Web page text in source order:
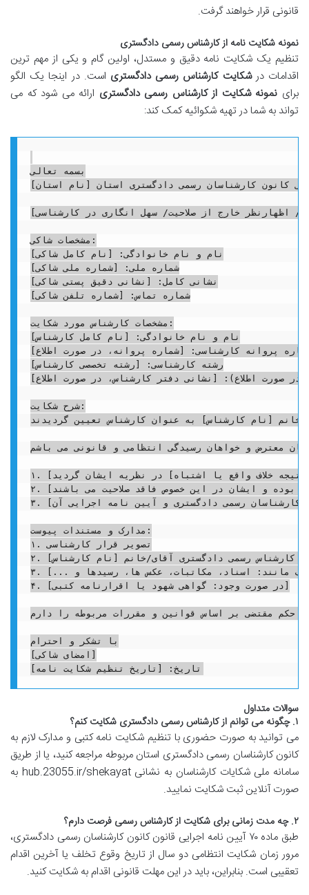
قانونی قرار خواهند گرفت.
نمونه شکایت نامه از کارشناس رسمی دادگستری
تنظیم یک شکایت نامه دقیق و مستدل، اولین گام و یکی از مهم ترین
اقدامات درشکایت کارشناس رسمی دادگستری است. در اینجا یک الگو
برای نمونه شکایت از کارشناس رسمی دادگستری ارائه می شود که می
تواند به شما در تهیه شکوائیه کمک کند:
بسمه تعالی
کانون کارشناسان رسمی دادگستری استان [نام استان]
اظهارنظر خارج از صلاحیت/ سهل انگاری در کارشناسی]
مشخصات شاکی:
نام و نام خانوادگی: [نام کامل شاکی]
شماره ملی: [شماره ملی شاکی]
نشانی کامل: [نشانی دقیق پستی شاکی]
شماره تماس: [شماره تلفن شاکی]
مشخصات کارشناس مورد شکایت:
نام و نام خانوادگی: [نام کامل کارشناس]
پروانه کارشناسی: [شماره پروانه، در صورت اطلاع]
رشته کارشناسی: [رشته تخصصی کارشناس]
(در صورت اطلاع): [نشانی دفتر کارشناس، در صورت اطلاع]
شرح شکایت:
[نام کارشناس] به عنوان کارشناس تعیین گردیدند.
معترض و خواهان رسیدگی انتظامی و قانونی می باشم:
۱. [شرح دقیق اولین مورد تخلف یا قصور با ذکر جزئیات: مثلاً: کارشناس در تاریخ [تاریخ] در بازدید از محل [آدرس محل بازدید]، بدون توجه به [مدرک/واقعیت] اقدام به [عمل خلاف] نمود که منجر به [نتیجه خلاف واقع یا اشتباه] در نظریه ایشان گردید.]
۲. [شرح دقیق دومین مورد تخلف یا قصور: مثلاً: نظریه کارشناس محترم در بخش [موضوع مشخص در نظریه] خارج از حوزه تخصصی ایشان [رشته تخصصی کارشناس] بوده و ایشان در این خصوص فاقد صلاحیت می باشند.]
۳. [شرح سایر موارد تخلف یا قصور با استناد به ماده ۲۶ قانون کانون کارشناسان رسمی دادگستری و آیین نامه اجرایی آن.]
مدارک و مستندات پیوست:
۱. تصویر قرار کارشناسی
۲. تصویر نظریه کارشناس رسمی دادگستری آقای/خانم [نام کارشناس]
۳. تصویر [سایر مدارک مانند: اسناد، مکاتبات، عکس ها، رسیدها و ...]
۴. [در صورت وجود: گواهی شهود یا اقرارنامه کتبی]
حکم مقتضی بر اساس قوانین و مقررات مربوطه را دارم.
با تشکر و احترام
[امضای شاکی]
سوالات متداول
۱. چگونه می توانم از کارشناس رسمی دادگستری شکایت کنم؟
می توانید به صورت حضوری با تنظیم شکایت نامه کتبی و مدارک لازم به
کانون کارشناسان رسمی دادگستری استان مربوطه مراجعه کنید، یا از طریق
سامانه ملی شکایات کارشناسان به نشانی hub.23055.ir/shekayat به
صورت آنلاین ثبت شکایت نمایید.
۲. چه مدت زمانی برای شکایت از کارشناس رسمی فرصت دارم؟
طبق ماده ۷۰ آیین نامه اجرایی قانون کانون کارشناسان رسمی دادگستری،
مرور زمان شکایت انتظامی دو سال از تاریخ وقوع تخلف یا آخرین اقدام
تعقیبی است. بنابراین، باید در این مهلت قانونی اقدام به شکایت کنید.